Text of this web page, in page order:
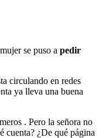
se puso a pedir
circulando en redes
ya lleva una buena
. Pero la señora no
cuenta? ¿De qué página